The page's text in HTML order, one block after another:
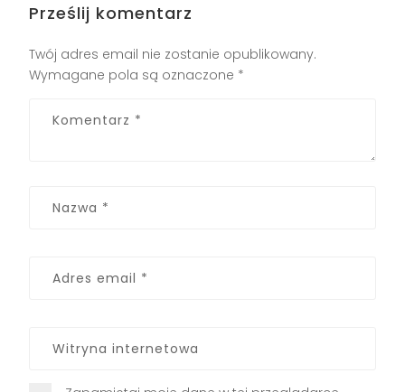
Prześlij komentarz
Twój adres email nie zostanie opublikowany.
Wymagane pola są oznaczone *